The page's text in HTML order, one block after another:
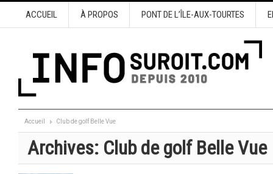
ACCUEIL À PROPOS PONT DE L’ÎLE-AUX-TOURTES
Accueil Club de golf Belle Vue
Archives: Club de golf Belle Vue